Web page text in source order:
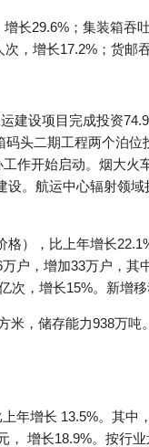
长29.6%；集装箱吞
，增长17.2%；货邮
建设项目完成投资
头二期工程两个泊
作开始启动。烟大
。航运中心辐射领
），比上年增长
户，增加33万户，其
，增长15%。新增移
米，储存能力938万
年增长 13.5%。其中
增长18.9%。按行